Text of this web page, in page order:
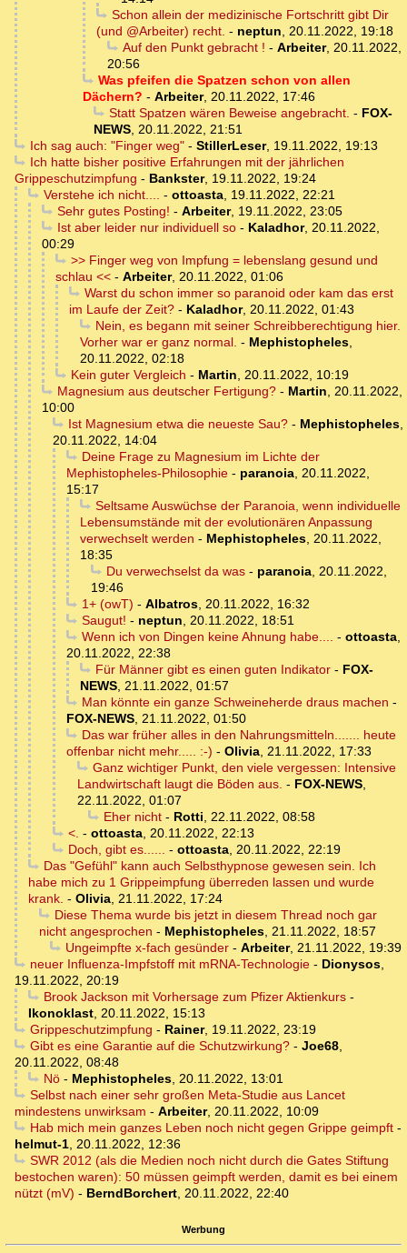
Schon allein der medizinische Fortschritt gibt Dir
(und @Arbeiter) recht. - neptun, 20.11.2022, 19:18
Auf den Punkt gebracht ! - Arbeiter, 20.11.2022,
20:56
Was pfeifen die Spatzen schon von allen
Dächern? - Arbeiter, 20.11.2022, 17:46
Statt Spatzen wären Beweise angebracht. - FOX-
NEWS, 20.11.2022, 21:51
Ich sag auch: "Finger weg"- StillerLeser, 19.11.2022, 19:13
Ich hatte bisher positive Erfahrungen mit der jährlichen
Grippeschutzimpfung - Bankster, 19.11.2022, 19:24
Verstehe ich nicht.... - ottoasta, 19.11.2022, 22:21
Sehr gutes Posting! - Arbeiter, 19.11.2022, 23:05
Ist aber leider nur individuell so- Kaladhor, 20.11.2022,
00:29
>> Finger weg von Impfung = lebenslang gesund und
schlau << - Arbeiter, 20.11.2022, 01:06
Warst du schon immer so paranoid oder kam das erst
im Laufe der Zeit? - Kaladhor, 20.11.2022, 01:43
Nein, es begann mit seiner Schreibberechtigung hier.
Vorher war er ganz normal. - Mephistopheles,
20.11.2022, 02:18
Kein guter Vergleich - Martin, 20.11.2022, 10:19
Magnesium aus deutscher Fertigung?- Martin, 20.11.2022,
10:00
Ist Magnesium etwa die neueste Sau?- Mephistopheles,
20.11.2022, 14:04
Deine Frage zu Magnesium im Lichte der
Mephistopheles-Philosophie - paranoia, 20.11.2022,
15:17
Seltsame Auswüchse der Paranoia, wenn individuelle
Lebensumstände mit der evolutionären Anpassung
verwechselt werden - Mephistopheles, 20.11.2022,
18:35
Du verwechselst da was- paranoia, 20.11.2022,
19:46
1+ (owT) - Albatros, 20.11.2022, 16:32
Saugut! - neptun, 20.11.2022, 18:51
Wenn ich von Dingen keine Ahnung habe.... - ottoasta,
20.11.2022, 22:38
Für Männer gibt es einen guten Indikator- FOX-
NEWS, 21.11.2022, 01:57
Man könnte ein ganze Schweineherde draus machen -
FOX-NEWS, 21.11.2022, 01:50
Das war früher alles in den Nahrungsmitteln....... heute
offenbar nicht mehr..... :-) - Olivia, 21.11.2022, 17:33
Ganz wichtiger Punkt, den viele vergessen: Intensive
Landwirtschaft laugt die Böden aus. - FOX-NEWS,
22.11.2022, 01:07
Eher nicht- Rotti, 22.11.2022, 08:58
<. - ottoasta, 20.11.2022, 22:13
Doch, gibt es...... - ottoasta, 20.11.2022, 22:19
Das "Gefühl" kann auch Selbsthypnose gewesen sein. Ich
habe mich zu 1 Grippeimpfung überreden lassen und wurde
krank. - Olivia, 21.11.2022, 17:24
Diese Thema wurde bis jetzt in diesem Thread noch gar
nicht angesprochen - Mephistopheles, 21.11.2022, 18:57
Ungeimpfte x-fach gesünder- Arbeiter, 21.11.2022, 19:39
neuer Influenza-Impfstoff mit mRNA-Technologie- Dionysos,
19.11.2022, 20:19
Brook Jackson mit Vorhersage zum Pfizer Aktienkurs-
Ikonoklast, 20.11.2022, 15:13
Grippeschutzimpfung - Rainer, 19.11.2022, 23:19
Gibt es eine Garantie auf die Schutzwirkung?- Joe68,
20.11.2022, 08:48
Nö- Mephistopheles, 20.11.2022, 13:01
Selbst nach einer sehr großen Meta-Studie aus Lancet
mindestens unwirksam - Arbeiter, 20.11.2022, 10:09
Hab mich mein ganzes Leben noch nicht gegen Grippe geimpft-
helmut-1, 20.11.2022, 12:36
SWR 2012 (als die Medien noch nicht durch die Gates Stiftung
bestochen waren): 50 müssen geimpft werden, damit es bei einem
nützt (mV) - BerndBorchert, 20.11.2022, 22:40
Werbung